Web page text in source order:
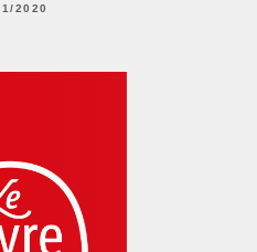
2020